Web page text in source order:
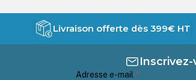
Livraison offerte dès 399€ HT
Adresse e-mail *